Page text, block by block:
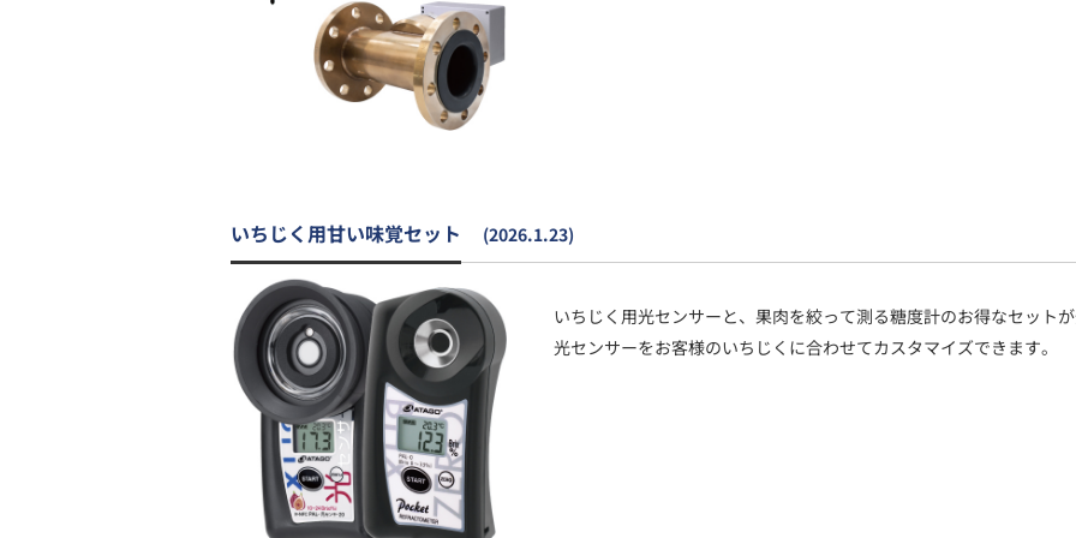
いちじく用甘い味覚セット (2026.1.23)
いちじく用光センサーと、果肉を絞って測る糖度計のお得なセット
光センサーをお客様のいちじくに合わせてカスタマイズできます。